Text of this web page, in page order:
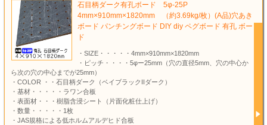
石目柄ダーク有孔ボード 5φ-25P
4mm×910mm×1820mm （約3.69kg/枚）(A品)穴あき
ボード パンチングボード DIY diy ペグボード 有孔 ボー
ド
・SIZE・・・・・4mm×910mm×1820mm
・ピッチ・・・・5φー25mm（穴の直径5mm、穴の中心か
ら次の穴の中心までが25mm）
・COLOR ・・石目柄ダーク（ベイブラックIIダーク）
・基材・・・・・ラワン合板
・表面材・・・樹脂含浸シート（片面化粧仕上げ）
・数量・・・・・1枚
・JAS規格による低ホルムアルデヒド合板